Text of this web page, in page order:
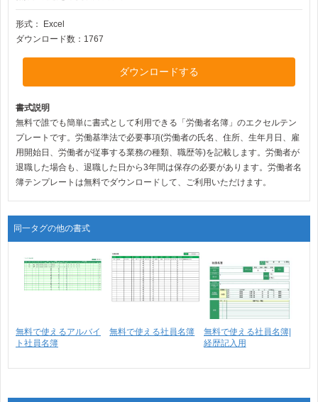
形式：
Excel
ダウンロード数：1767
ダウンロードする
書式説明
無料で誰でも簡単に書式として利用できる「労働者名簿」のエクセルテン
プレートです。労働基準法で必要事項(労働者の氏名、住所、生年月日、雇
用開始日、労働者が従事する業務の種類、職歴等)を記載します。労働者が
退職した場合も、退職した日から3年間は保存の必要があります。労働者名
簿テンプレートは無料でダウンロードして、ご利用いただけます。
同一タグの他の書式
無料で使えるアルバイ
ト社員名簿
無料で使える社員名簿
無料で使える社員名簿|
経歴記入用